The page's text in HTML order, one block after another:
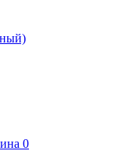
0